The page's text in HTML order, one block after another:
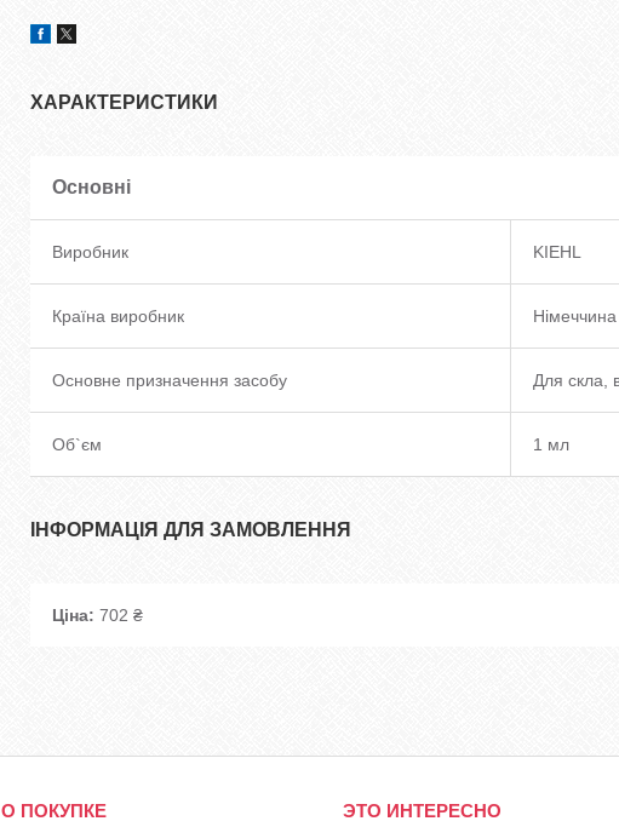
ХАРАКТЕРИСТИКИ
Основні
Виробник KIEHL
Країна виробник Німеччина
Основне призначення засобу Для скла,
Об`єм 1 мл
ІНФОРМАЦІЯ ДЛЯ ЗАМОВЛЕННЯ
Ціна: 702 ₴
О ПОКУПКЕ ЭТО ИНТЕРЕСНО